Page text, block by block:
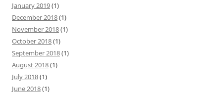
January 2019(1)
December 2018(1)
November 2018(1)
October 2018(1)
September 2018(1)
August 2018(1)
July 2018(1)
June 2018(1)